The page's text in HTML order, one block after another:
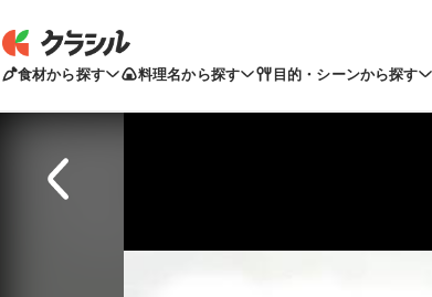
食材から探す 料理名から探す 目的・シーンから探す